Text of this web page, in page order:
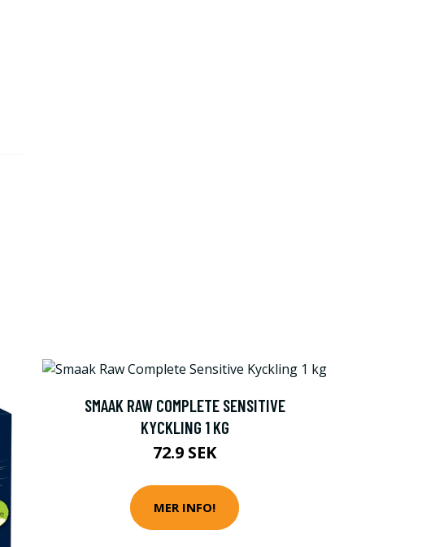
SMAAK RAW COMPLETE SENSITIVE
KYCKLING 1 KG
72.9 SEK
MER INFO!